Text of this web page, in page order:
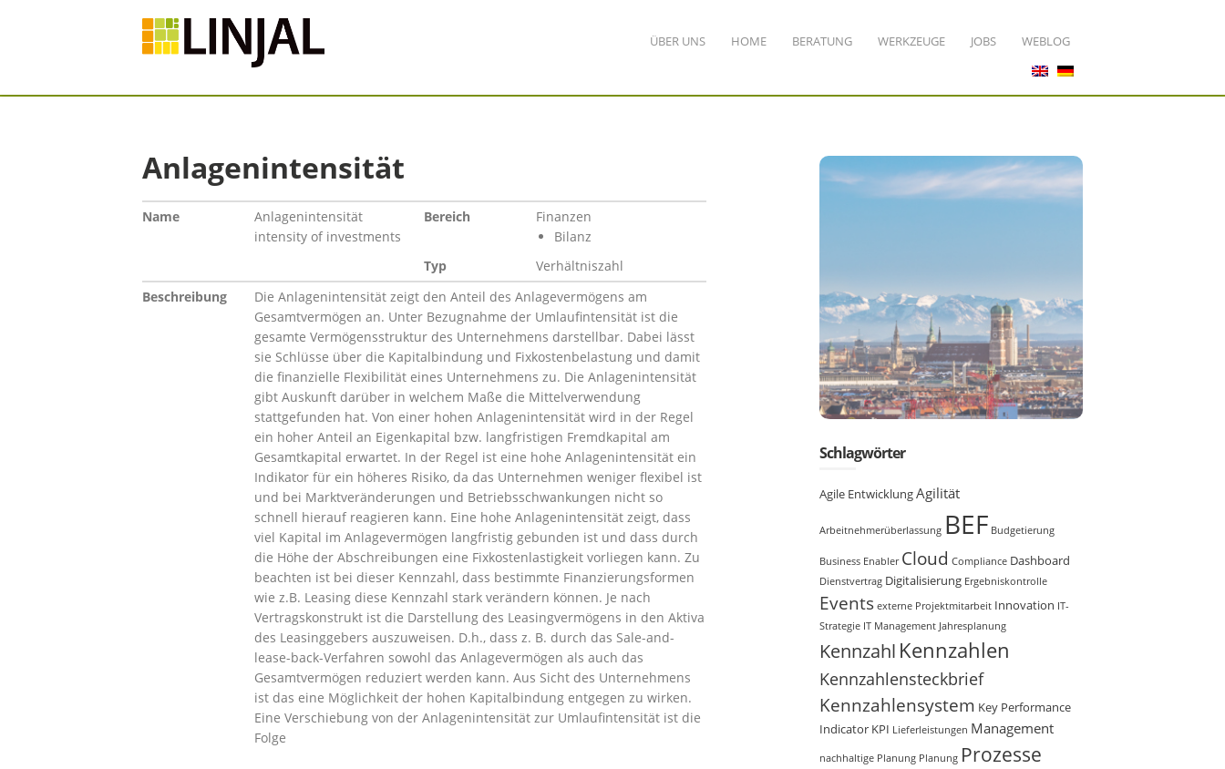
ÜBER UNS HOME BERATUNG WERKZEUGE JOBS WEBLOG
Anlagenintensität
Name
Anlagenintensität
intensity of investments
Bereich
Finanzen
Bilanz
Typ
Verhältniszahl
Beschreibung
Die Anlagenintensität zeigt den Anteil des Anlagevermögens am
Gesamtvermögen an. Unter Bezugnahme der Umlaufintensität ist die
gesamte Vermögensstruktur des Unternehmens darstellbar. Dabei lässt
sie Schlüsse über die Kapitalbindung und Fixkostenbelastung und damit
die finanzielle Flexibilität eines Unternehmens zu. Die Anlagenintensität
gibt Auskunft darüber in welchem Maße die Mittelverwendung
stattgefunden hat. Von einer hohen Anlagenintensität wird in der Regel
ein hoher Anteil an Eigenkapital bzw. langfristigen Fremdkapital am
Gesamtkapital erwartet. In der Regel ist eine hohe Anlagenintensität ein
Indikator für ein höheres Risiko, da das Unternehmen weniger flexibel ist
und bei Marktveränderungen und Betriebsschwankungen nicht so
schnell hierauf reagieren kann. Eine hohe Anlagenintensität zeigt, dass
viel Kapital im Anlagevermögen langfristig gebunden ist und dass durch
die Höhe der Abschreibungen eine Fixkostenlastigkeit vorliegen kann. Zu
beachten ist bei dieser Kennzahl, dass bestimmte Finanzierungsformen
wie z.B. Leasing diese Kennzahl stark verändern können. Je nach
Vertragskonstrukt ist die Darstellung des Leasingvermögens in den Aktiva
des Leasinggebers auszuweisen. D.h., dass z. B. durch das Sale-and-
lease-back-Verfahren sowohl das Anlagevermögen als auch das
Gesamtvermögen reduziert werden kann. Aus Sicht des Unternehmens
ist das eine Möglichkeit der hohen Kapitalbindung entgegen zu wirken.
Eine Verschiebung von der Anlagenintensität zur Umlaufintensität ist die
Folge
Schlagwörter
Agile EntwicklungAgilität
Arbeitnehmerüberlassung BEF Budgetierung
Business Enabler Cloud Compliance Dashboard
Dienstvertrag Digitalisierung Ergebniskontrolle
Events externe Projektmitarbeit Innovation IT-
Strategie IT Management Jahresplanung
Kennzahl Kennzahlen
Kennzahlensteckbrief
Kennzahlensystem Key Performance
Indicator KPI Lieferleistungen Management
nachhaltige Planung Planung Prozesse